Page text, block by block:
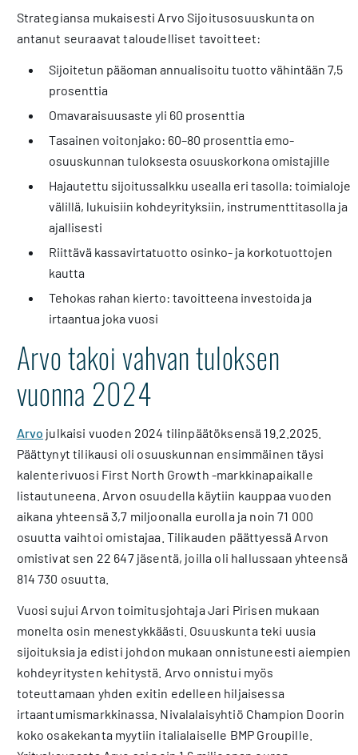
Strategiansa mukaisesti Arvo Sijoitusosuuskunta on
antanut seuraavat taloudelliset tavoitteet:
Sijoitetun pääoman annualisoitu tuotto vähintään 7,5
prosenttia
Omavaraisuusaste yli 60 prosenttia
Tasainen voitonjako: 60–80 prosenttia emo-
osuuskunnan tuloksesta osuuskorkona omistajille
Hajautettu sijoitussalkku usealla eri tasolla: toimialojen
välillä, lukuisiin kohdeyrityksiin, instrumenttitasolla ja
ajallisesti
Riittävä kassavirtatuotto osinko- ja korkotuottojen
kautta
Tehokas rahan kierto: tavoitteena investoida ja
irtaantua joka vuosi
Arvo takoi vahvan tuloksen
vuonna 2024
Arvo julkaisi vuoden 2024 tilinpäätöksensä 19.2.2025.
Päättynyt tilikausi oli osuuskunnan ensimmäinen täysi
kalenterivuosi First North Growth -markkinapaikalle
listautuneena. Arvon osuudella käytiin kauppaa vuoden
aikana yhteensä 3,7 miljoonalla eurolla ja noin 71 000
osuutta vaihtoi omistajaa. Tilikauden päättyessä Arvon
omistivat sen 22 647 jäsentä, joilla oli hallussaan yhteensä
814 730 osuutta.
Vuosi sujui Arvon toimitusjohtaja Jari Pirisen mukaan
monelta osin menestykkäästi. Osuuskunta teki uusia
sijoituksia ja edisti johdon mukaan onnistuneesti aiempien
kohdeyritysten kehitystä. Arvo onnistui myös
toteuttamaan yhden exitin edelleen hiljaisessa
irtaantumismarkkinassa. Nivalalaisyhtiö Champion Doorin
koko osakekanta myytiin italialaiselle BMP Groupille.